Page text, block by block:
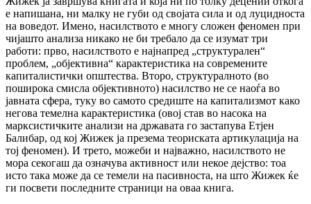
е напишана, ни малку не губи од својата сила и од луцидноста
на воведот. Имено, насилството е многу сложен феномен при
чијашто анализа никако не би требало да се изумат три
работи: прво, насилството е најнапред „структурален“
проблем, „објективна“ карактеристика на современите
капиталистички општества. Второ, структуралното (во
поширока смисла објективното) насилство не се наоѓа во
јавната сфера, туку во самото средиште на капитализмот како
негова темелна карактеристика (овој став во насока на
марксистичките анализи на државата го застапува Етјен
Балибар, од кој Жижек ја презема теориската артикулација на
тој феномен). И трето, можеби и најважно, насилството не
мора секогаш да означува активност или некое дејство: тоа
исто така може да се темели на пасивноста, на што Жижек ќе
ги посвети последните страници на оваа книга.